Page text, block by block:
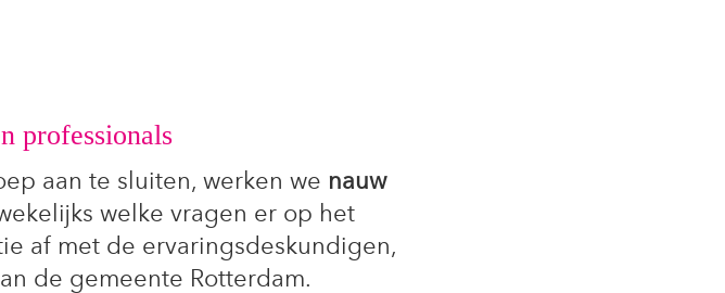
professionals
aan te sluiten, werken we nauw
welke vragen er op het
af met de ervaringsdeskundigen,
de gemeente Rotterdam.